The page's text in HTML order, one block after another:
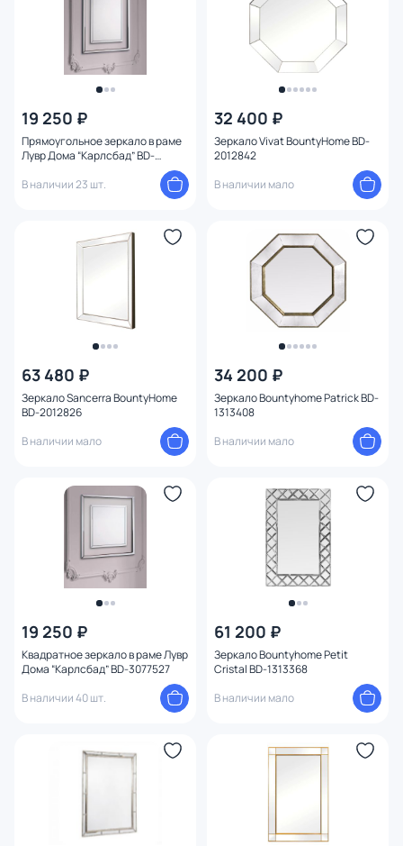
19 250 ₽
Прямоугольное зеркало в раме
Лувр Дома “Карлсбад” BD-
В наличии 23 шт.
32 400 ₽
Зеркало Vivat BountyHome BD-
2012842
В наличии мало
63 480 ₽
Зеркало Sancerra BountyHome
BD-2012826
В наличии мало
34 200 ₽
Зеркало Bountyhome Patrick BD-
1313408
В наличии мало
19 250 ₽
Квадратное зеркало в раме Лувр
Дома “Карлсбад” BD-3077527
В наличии 40 шт.
61 200 ₽
Зеркало Bountyhome Petit
Cristal BD-1313368
В наличии мало